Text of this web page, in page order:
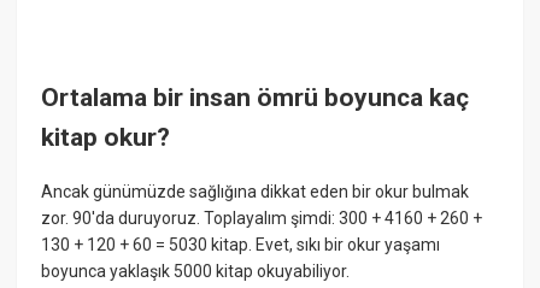
Ortalama bir insan ömrü boyunca kaç
kitap okur?
Ancak günümüzde sağlığına dikkat eden bir okur bulmak
zor. 90'da duruyoruz. Toplayalım şimdi: 300 + 4160 + 260 +
130 + 120 + 60 = 5030 kitap. Evet, sıkı bir okur yaşamı
boyunca yaklaşık 5000 kitap okuyabiliyor.